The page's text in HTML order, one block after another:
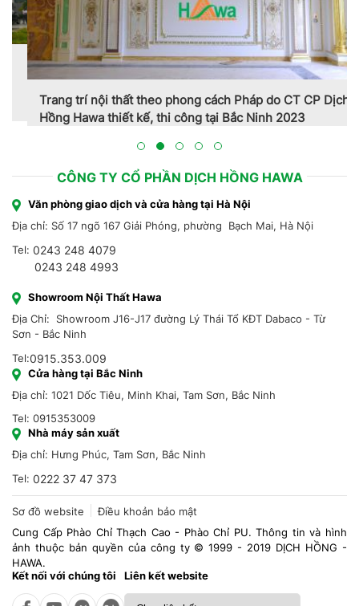
Trang trí nội thất theo phong cách Pháp do CT CP Dịch
Hồng Hawa thiết kế, thi công tại Bắc Ninh 2023
CÔNG TY CỔ PHẦN DỊCH HỒNG HAWA
0243 248 4079
Địa Chỉ: Showroom J16-J17 đường Lý Thái Tổ KĐT Dabaco - Từ
Tel:0915.353.009
Tel: 0915353009
Sơ đồ website
Điều khoản bảo mật
Cung Cấp Phào Chỉ Thạch Cao - Phào Chỉ PU. Thông tin và hình
ảnh thuộc bản quyền của công ty © 1999 - 2019 DỊCH HỒNG -
HAWA.